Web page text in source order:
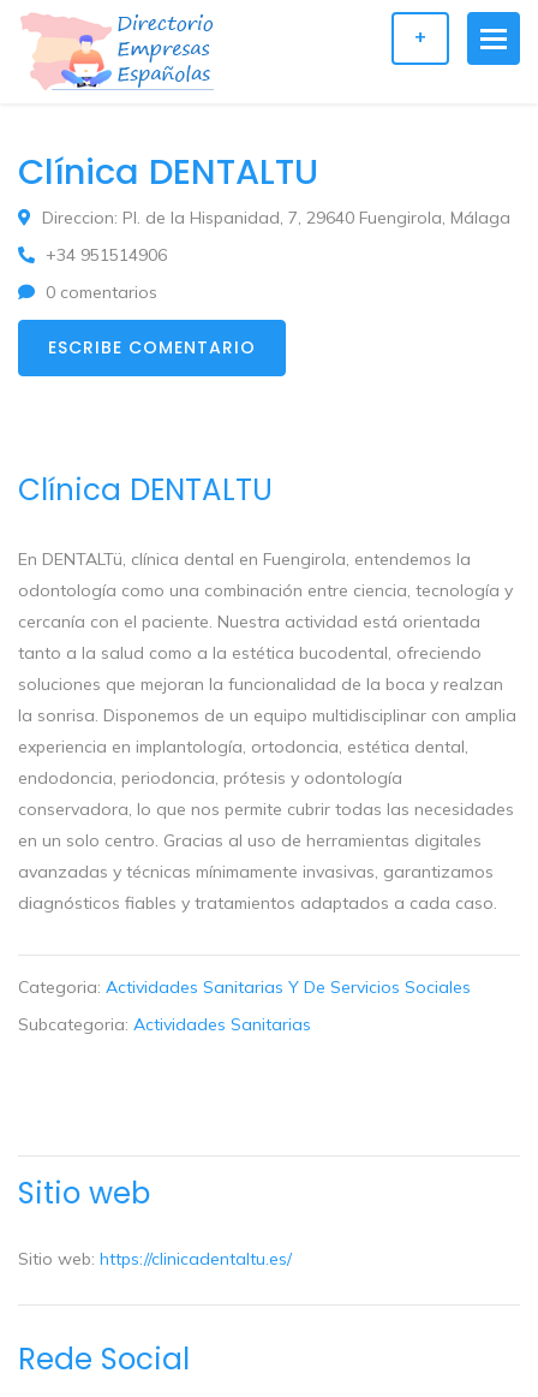
+
Clínica DENTALTU
Direccion: Pl. de la Hispanidad, 7, 29640 Fuengirola, Málaga
+34 951514906
0 comentarios
ESCRIBE COMENTARIO
Clínica DENTALTU
En DENTALTü, clínica dental en Fuengirola, entendemos la
odontología como una combinación entre ciencia, tecnología y
cercanía con el paciente. Nuestra actividad está orientada
tanto a la salud como a la estética bucodental, ofreciendo
soluciones que mejoran la funcionalidad de la boca y realzan
la sonrisa. Disponemos de un equipo multidisciplinar con amplia
experiencia en implantología, ortodoncia, estética dental,
endodoncia, periodoncia, prótesis y odontología
conservadora, lo que nos permite cubrir todas las necesidades
en un solo centro. Gracias al uso de herramientas digitales
avanzadas y técnicas mínimamente invasivas, garantizamos
diagnósticos fiables y tratamientos adaptados a cada caso.
Categoria: Actividades Sanitarias Y De Servicios Sociales
Subcategoria: Actividades Sanitarias
Sitio web
Sitio web: https://clinicadentaltu.es/
Rede Social